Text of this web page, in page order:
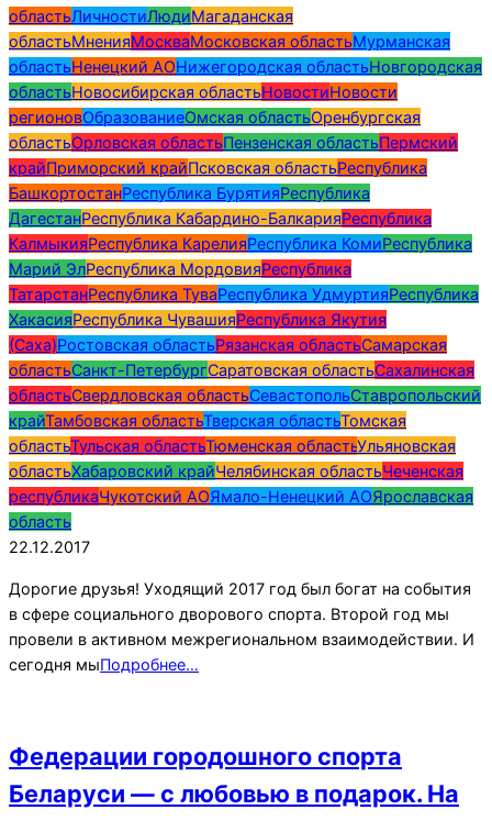
областьЛичностиЛюдиМагаданская
областьМненияМоскваМосковская областьМурманская
областьНенецкий АОНижегородская областьНовгородская
областьНовосибирская областьНовостиНовости
регионовОбразованиеОмская областьОренбургская
областьОрловская областьПензенская областьПермский
крайПриморский крайПсковская областьРеспублика
БашкортостанРеспублика БурятияРеспублика
ДагестанРеспублика Кабардино-БалкарияРеспублика
КалмыкияРеспублика КарелияРеспублика КомиРеспублика
Марий ЭлРеспублика МордовияРеспублика
ТатарстанРеспублика ТуваРеспублика УдмуртияРеспублика
ХакасияРеспублика ЧувашияРеспублика Якутия
(Саха)Ростовская областьРязанская областьСамарская
областьСанкт-ПетербургСаратовская областьСахалинская
областьСвердловская областьСевастопольСтавропольский
крайТамбовская областьТверская областьТомская
областьТульская областьТюменская областьУльяновская
областьХабаровский крайЧелябинская областьЧеченская
республикаЧукотский АОЯмало-Ненецкий АОЯрославская
область
22.12.2017
Дорогие друзья! Уходящий 2017 год был богат на события
в сфере социального дворового спорта. Второй год мы
провели в активном межрегиональном взаимодействии. И
сегодня мыПодробнее…
Федерации городошного спорта
Беларуси — с любовью в подарок. На